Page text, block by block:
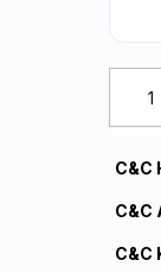
C&C
C&C
C&C